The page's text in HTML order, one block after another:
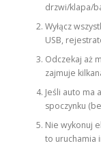
drzwi/klapa/
Wyłącz
USB,
Odczekaj aż
zajmuje
Jeśli auto ma
spoczynku
Nie wykonuj
to uruchamia